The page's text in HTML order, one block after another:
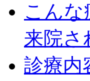
こんな
来院さ
診療内